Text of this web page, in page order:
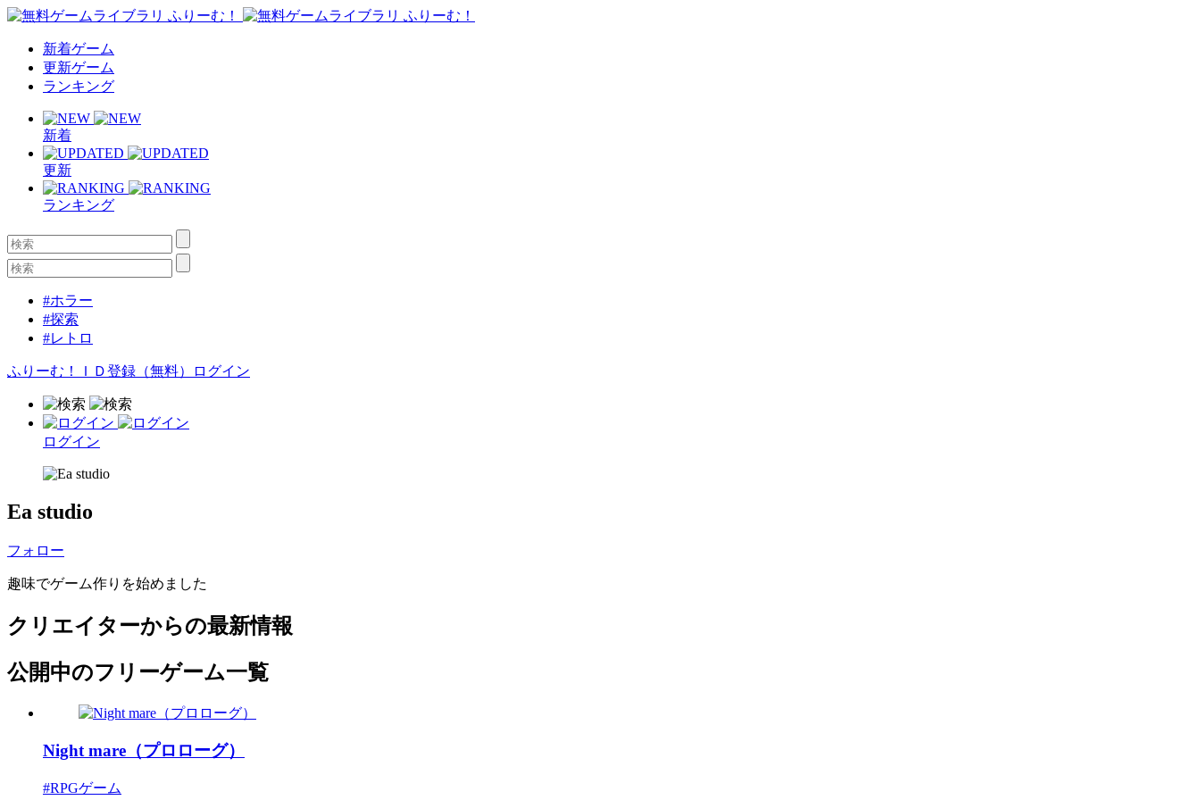
新着ゲーム
更新ゲーム
ランキング
新着
更新
ランキング
#ホラー
#探索
#レトロ
ふりーむ！ＩＤ登録（無料） ログイン
ログイン
Ea studio
フォロー
趣味でゲーム作りを始めました
クリエイターからの最新情報
公開中のフリーゲーム一覧
Night mare（プロローグ）
#RPGゲーム